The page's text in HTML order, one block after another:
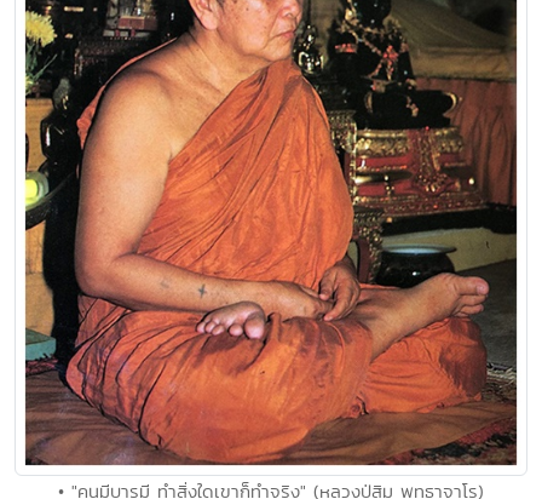
• "คนมีบารมี ทำสิ่งใดเขาก็ทำจริง" (หลวงปู่สิม พุทฺธาจาโร)